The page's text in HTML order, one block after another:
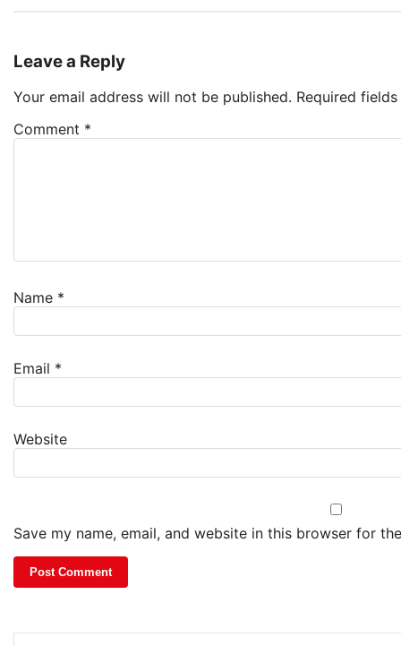
Leave a Reply
Your email address will not be published. Required
Comment *
Name *
Email *
Website
Save my name, email, and website in this browser for